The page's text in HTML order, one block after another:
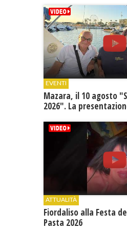
EVENTI
Mazara, il 10 agosto
2026". La
ATTUALITÀ
Fiordaliso alla Festa
Pasta 2026